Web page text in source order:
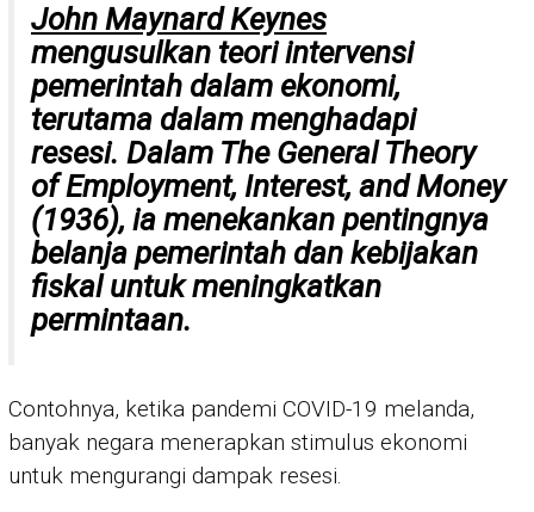
John Maynard Keynes
mengusulkan teori intervensi
pemerintah dalam ekonomi,
terutama dalam menghadapi
resesi. Dalam The General Theory
of Employment, Interest, and Money
(1936), ia menekankan pentingnya
belanja pemerintah dan kebijakan
fiskal untuk meningkatkan
permintaan.
Contohnya, ketika pandemi COVID-19 melanda,
banyak negara menerapkan stimulus ekonomi
untuk mengurangi dampak resesi.